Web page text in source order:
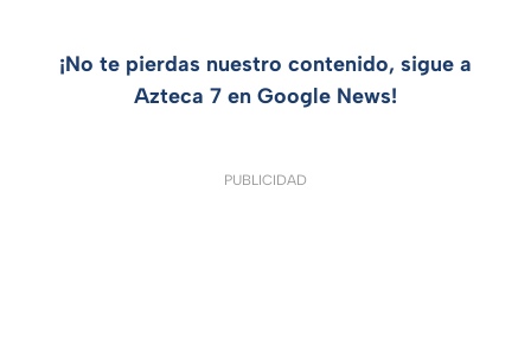
¡No te pierdas nuestro contenido, sigue a
Azteca 7 en Google News!
PUBLICIDAD